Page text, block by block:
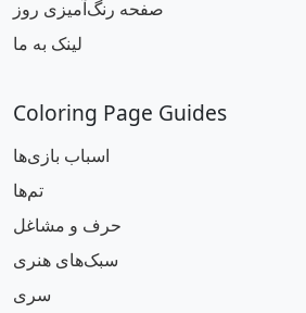
صفحه رنگ‌آمیزی روز
لینک به ما
Coloring Page Guides
اسباب بازی‌ها
تم‌ها
حرف و مشاغل
سبک‌های هنری
سری